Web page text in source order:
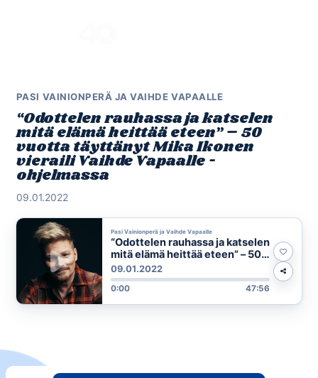
PASI VAINIONPERÄ JA VAIHDE VAPAALLE
“Odottelen rauhassa ja katselen
mitä elämä heittää eteen” – 50
vuotta täyttänyt Mika Ikonen
vieraili Vaihde Vapaalle -
ohjelmassa
09.01.2022
Pasi Vainionperä ja Vaihde Vapaalle
“Odottelen rauhassa ja katselen
mitä elämä heittää eteen” – 50
vuotta täyttänyt Mika Ikonen
vieraili Vaihde Vapaalle -
ohjelmassa
09.01.2022
0:00 47:56